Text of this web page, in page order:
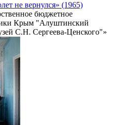
не вернулся» (1965)
бюджетное
Крым "Алуштинский
С.Н. Сергеева-Ценского"»